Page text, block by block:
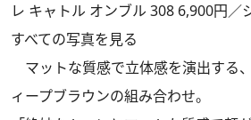
レ キャトル オンブル 308 6,900円／
すべての写真を見る
マットな質感で立体感を演出する
ィープブラウンの組み合わせ。